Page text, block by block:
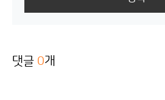
댓글 0개